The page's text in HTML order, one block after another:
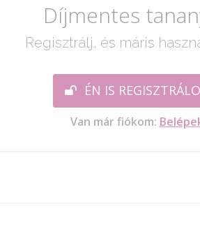
Díjmentes
Regisztrálj, és máris
ÉN IS
Van már fiókom: